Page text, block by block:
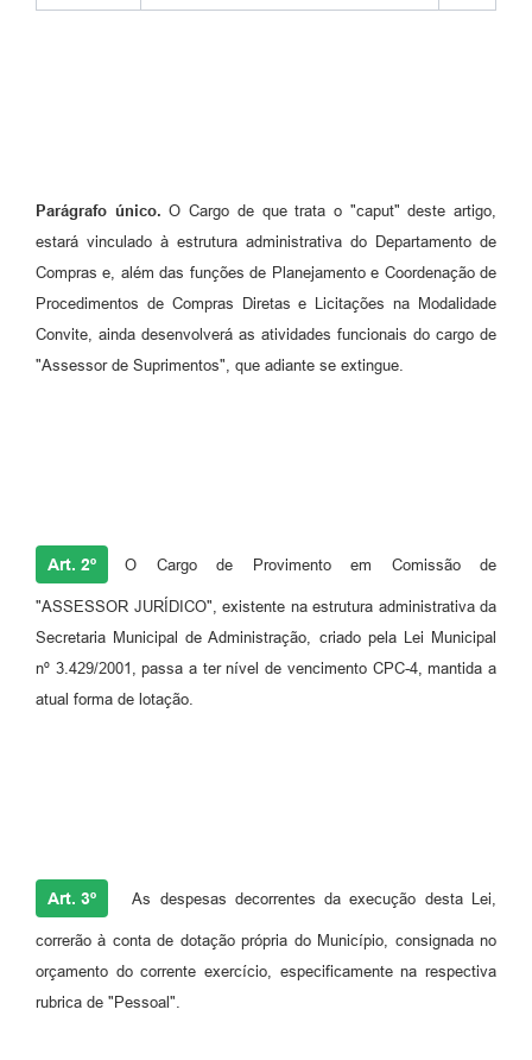
Parágrafo único.O Cargo de que trata o "caput" deste artigo,
estará vinculado à estrutura administrativa do Departamento de
Compras e, além das funções de Planejamento e Coordenação de
Procedimentos de Compras Diretas e Licitações na Modalidade
Convite, ainda desenvolverá as atividades funcionais do cargo de
"Assessor de Suprimentos", que adiante se extingue.
Art. 2º O Cargo de Provimento em Comissão de
"ASSESSOR JURÍDICO", existente na estrutura administrativa da
Secretaria Municipal de Administração, criado pela Lei Municipal
nº 3.429/2001, passa a ter nível de vencimento CPC-4, mantida a
atual forma de lotação.
Art. 3º As despesas decorrentes da execução desta Lei,
correrão à conta de dotação própria do Município, consignada no
orçamento do corrente exercício, especificamente na respectiva
rubrica de "Pessoal".